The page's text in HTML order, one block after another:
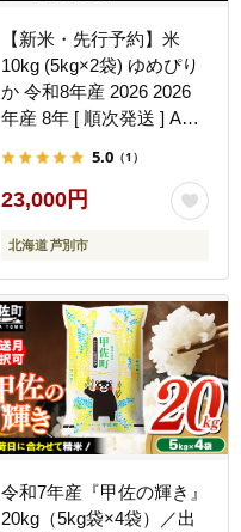
【新米・先行予約】米
10kg (5kg×2袋) ゆめぴり
か 令和8年産 2026 2026
年産 8年 [ 順次発送 ] ANA
別市 芦別RICE 農家直送
精米 白米 お米 10キロ 最
高級 特Aランク 予約受付
中 高評価 芦別応援米
5.0 （1）
23,000円
北海道 芦別市
令和7年産『甲佐の輝き』
20kg（5kg袋×4袋）／出